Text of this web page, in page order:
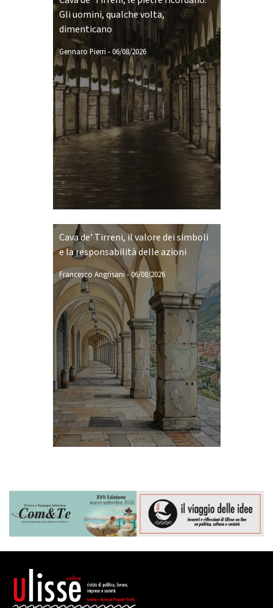
Gli uomini, qualche volta,
dimenticano
Gennaro Pierri -06/08/2026
Cava de’ Tirreni, il valore dei simboli
e la responsabilità delle azioni
Francesco Angrisani-06/08/2026